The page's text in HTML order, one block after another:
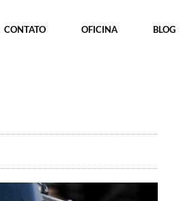
CONTATO OFICINA BLOG